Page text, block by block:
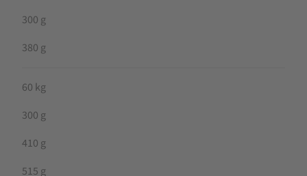
300 g
380 g
60 kg
300 g
410 g
515 g